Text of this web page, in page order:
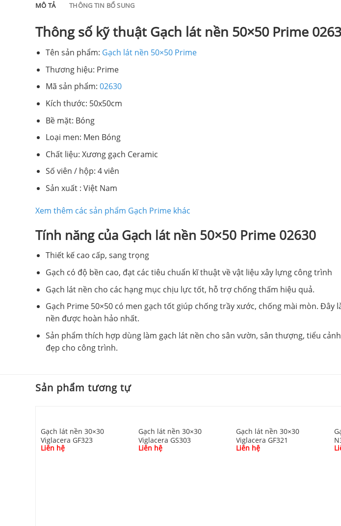
MÔ TẢ THÔNG TIN BỔ SUNG
Thông số kỹ thuật Gạch lát nền 50×50 Prime
Tên sản phẩm: Gạch lát nền 50×50 Prime
Thương hiệu: Prime
Mã sản phẩm: 02630
Kích thước: 50x50cm
Bề mặt: Bóng
Loại men: Men Bóng
Chất liệu: Xương gạch Ceramic
Số viên / hộp: 4 viên
Sản xuất : Việt Nam
Xem thêm các sản phẩm Gạch Prime khác
Tính năng của Gạch lát nền 50×50 Prime 02630
Thiết kế cao cấp, sang trọng
Gạch có độ bền cao, đạt các tiêu chuẩn kĩ thuật về vật liệu xây lựng công trình
Gạch lát nền cho các hạng mục chịu lực tốt, hỗ trợ chống thấm hiệu quả.
Gạch Prime 50×50 có men gạch tốt giúp chống trầy xước, chống mài mòn. Đây
nền được hoàn hảo nhất.
Sản phẩm thích hợp dùng làm gạch lát nền cho sân vườn, sân thượng, tiểu
đẹp cho công trình.
Sản phẩm tương tự
Gạch lát nền 30×30
Viglacera GF323
Liên hệ
Gạch lát nền 30×30
Viglacera GS303
Liên hệ
Gạch lát nền 30×30
Viglacera GF321
Liên hệ